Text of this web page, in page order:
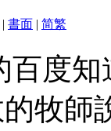
| 書面 | 简繁
百度
牧師